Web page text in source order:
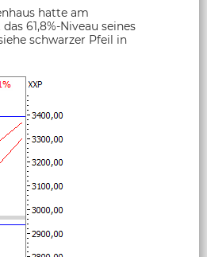
hatte am
61,8%-Niveau seines
schwarzer Pfeil in